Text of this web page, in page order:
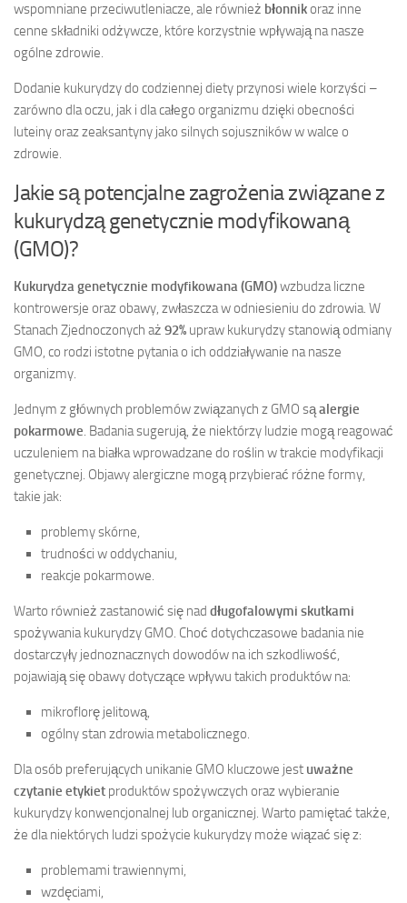
wspomniane przeciwutleniacze, ale również błonnikoraz inne
cenne składniki odżywcze, które korzystnie wpływają na nasze
ogólne zdrowie.
Dodanie kukurydzy do codziennej diety przynosi wiele korzyści –
zarówno dla oczu, jak i dla całego organizmu dzięki obecności
luteiny oraz zeaksantyny jako silnych sojuszników w walce o
zdrowie.
Jakie są potencjalne zagrożenia związane z
kukurydzą genetycznie modyfikowaną
(GMO)?
Kukurydza genetycznie modyfikowana (GMO)wzbudza liczne
kontrowersje oraz obawy, zwłaszcza w odniesieniu do zdrowia. W
Stanach Zjednoczonych aż 92% upraw kukurydzy stanowią odmiany
GMO, co rodzi istotne pytania o ich oddziaływanie na nasze
organizmy.
Jednym z głównych problemów związanych z GMO sąalergie
pokarmowe. Badania sugerują, że niektórzy ludzie mogą reagować
uczuleniem na białka wprowadzane do roślin w trakcie modyfikacji
genetycznej. Objawy alergiczne mogą przybierać różne formy,
takie jak:
problemy skórne,
trudności w oddychaniu,
reakcje pokarmowe.
Warto również zastanowić się nad długofalowymi skutkami
spożywania kukurydzy GMO. Choć dotychczasowe badania nie
dostarczyły jednoznacznych dowodów na ich szkodliwość,
pojawiają się obawy dotyczące wpływu takich produktów na:
mikroflorę jelitową,
ogólny stan zdrowia metabolicznego.
Dla osób preferujących unikanie GMO kluczowe jest uważne
czytanie etykiet produktów spożywczych oraz wybieranie
kukurydzy konwencjonalnej lub organicznej. Warto pamiętać także,
że dla niektórych ludzi spożycie kukurydzy może wiązać się z:
problemami trawiennymi,
wzdęciami,